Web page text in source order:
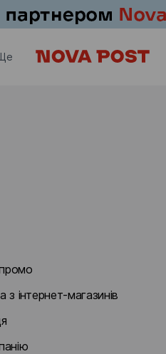
з інтернет-магазинів